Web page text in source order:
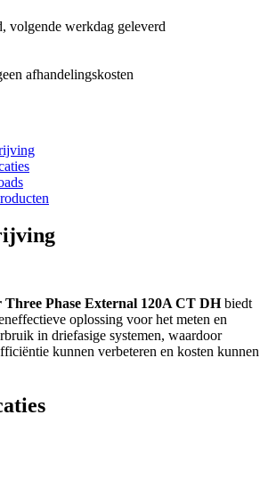
volgende werkdag geleverd
afhandelingskosten
Three Phase External 120A CT DHbiedt
oplossing voor het meten en
in driefasige systemen, waardoor
kunnen verbeteren en kosten kunnen